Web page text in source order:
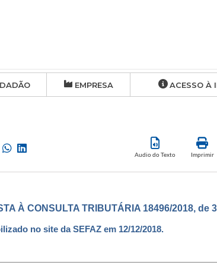
EMPRESA ACESSO À
Audio do Texto Imprimir
À CONSULTA TRIBUTÁRIA 18496/2018, de
no site da SEFAZ em 12/12/2018.